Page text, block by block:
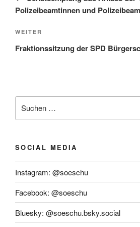
Polizeibeamtinnen und
Nächster
Beitrag
WEITER
Fraktionssitzung der SPD
nach:
SOCIAL MEDIA
Instagram: @soeschu
Facebook: @soeschu
Bluesky: @soeschu.bsky.social